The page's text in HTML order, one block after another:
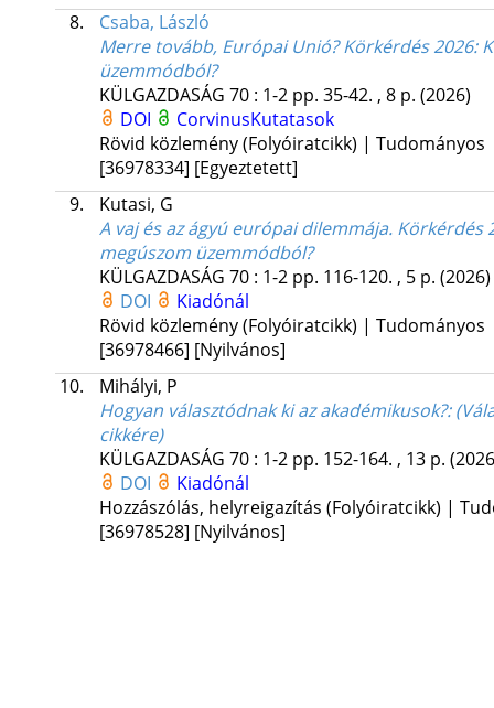
8.
Csaba, László
Merre tovább, Európai Unió? Körkérdés 2026:
üzemmódból?
KÜLGAZDASÁG 70: 1-2 pp. 35-42. , 8 p. (2026)
DOI
CorvinusKutatasok
Rövid közlemény (Folyóiratcikk) | Tudományos
[36978334] [Egyeztetett]
9.
Kutasi, G
A vaj és az ágyú európai dilemmája. Körkérdés
megúszom üzemmódból?
KÜLGAZDASÁG 70: 1-2 pp. 116-120. , 5 p. (2026)
DOI
Kiadónál
Rövid közlemény (Folyóiratcikk) | Tudományos
[36978466] [Nyilvános]
10.
Mihályi, P
Hogyan választódnak ki az akadémikusok?:
cikkére)
KÜLGAZDASÁG 70: 1-2 pp. 152-164. , 13 p.
DOI
Kiadónál
Hozzászólás, helyreigazítás (Folyóiratcikk) |
[36978528] [Nyilvános]